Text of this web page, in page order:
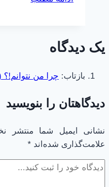
یک دیدگاه
بازتاب: چرا من نتوانم!؟
دیدگاهتان را بنویسید
نشانی ایمیل شما منتشر
علامت‌گذاری شده‌اند *